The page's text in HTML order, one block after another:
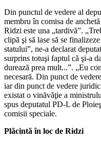
Din punctul de vedere al
membru în comisa de
Ridzi este una „tardivă”.
clipă şi să lase să se
statului”, ne-a declarat
surprins totuşi faptul că şi-a
durează prea mult...”. „Eu
necesară. Din punct de
iar din punct de vedere
existat o vinăvăţie a
spus deputatul PD-L de
comisii speciale.
Plăcintă în loc de Ridzi